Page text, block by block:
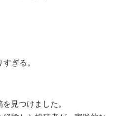
ぎる。
見つけました。